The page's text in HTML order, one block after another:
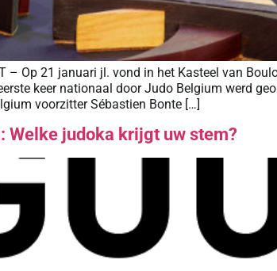
– Op 21 januari jl. vond in het Kasteel van
keer nationaal door Judo Belgium werd
voorzitter Sébastien Bonte […]
Welke judoka krijgt uw stem?